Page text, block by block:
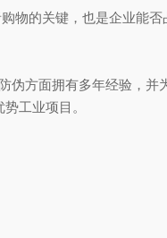
的关键，也是企业能否
伪方面拥有多年经验，并
工业项目。